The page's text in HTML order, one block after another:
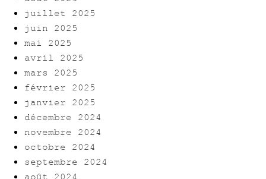
juillet 2025
juin 2025
mai 2025
avril 2025
mars 2025
février 2025
janvier 2025
décembre 2024
novembre 2024
octobre 2024
septembre 2024